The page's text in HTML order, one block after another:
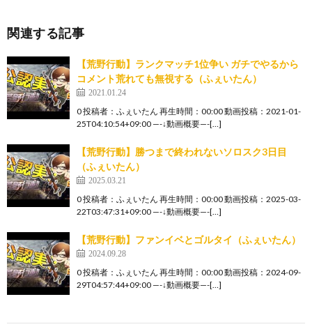
関連する記事
【荒野行動】ランクマッチ1位争い ガチでやるから
コメント荒れても無視する（ふぇいたん）
2021.01.24
0 投稿者：ふぇいたん 再生時間：00:00 動画投稿：2021-01-
25T04:10:54+09:00 —-↓動画概要—-[…]
【荒野行動】勝つまで終われないソロスク3日目
（ふぇいたん）
2025.03.21
0 投稿者：ふぇいたん 再生時間：00:00 動画投稿：2025-03-
22T03:47:31+09:00 —-↓動画概要—-[…]
【荒野行動】ファンイベとゴルタイ（ふぇいたん）
2024.09.28
0 投稿者：ふぇいたん 再生時間：00:00 動画投稿：2024-09-
29T04:57:44+09:00 —-↓動画概要—-[…]